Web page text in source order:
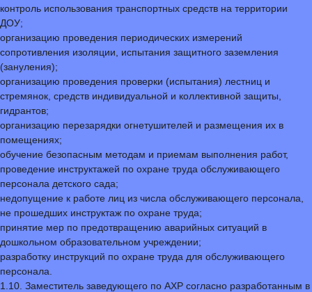
контроль использования транспортных средств на территории
ДОУ;
организацию проведения периодических измерений
сопротивления изоляции, испытания защитного заземления
(зануления);
организацию проведения проверки (испытания) лестниц и
стремянок, средств индивидуальной и коллективной защиты,
гидрантов;
организацию перезарядки огнетушителей и размещения их в
помещениях;
обучение безопасным методам и приемам выполнения работ,
проведение инструктажей по охране труда обслуживающего
персонала детского сада;
недопущение к работе лиц из числа обслуживающего персонала,
не прошедших инструктаж по охране труда;
принятие мер по предотвращению аварийных ситуаций в
дошкольном образовательном учреждении;
разработку инструкций по охране труда для обслуживающего
персонала.
1.10. Заместитель заведующего по АХР согласно разработанным в